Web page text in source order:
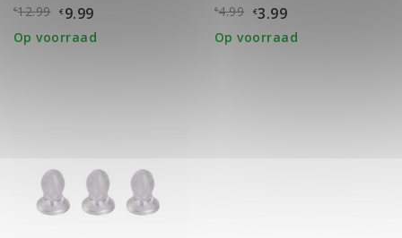
€12.99 €9.99
Op voorraad
€4.99 €3.99
Op voorraad